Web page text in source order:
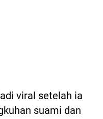
viral setelah ia
suami dan